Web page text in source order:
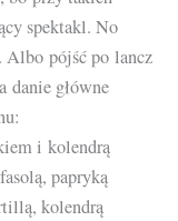
spektakl. No
Albo pójść po lancz
danie główne
i kolendrą
papryką
kolendrą